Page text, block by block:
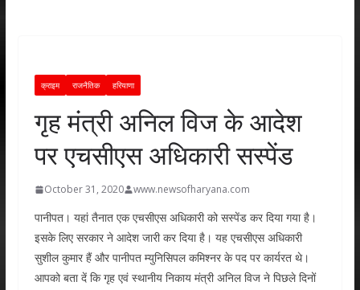
क्राइम राजनैतिक हरियाणा
गृह मंत्री अनिल विज के आदेश
पर एचसीएस अधिकारी सस्पेंड
October 31, 2020 www.newsofharyana.com
पानीपत। यहां तैनात एक एचसीएस अधिकारी को सस्पेंड कर दिया गया है।
इसके लिए सरकार ने आदेश जारी कर दिया है। यह एचसीएस अधिकारी
सुशील कुमार हैं और पानीपत म्युनिसिपल कमिश्नर के पद पर कार्यरत थे।
आपको बता दें कि गृह एवं स्थानीय निकाय मंत्री अनिल विज ने पिछले दिनों